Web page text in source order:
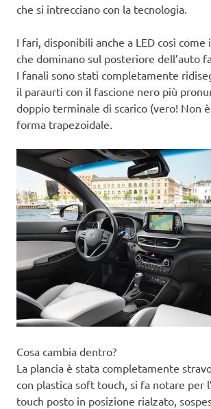
che si intrecciano con la tecnologia.
I fari, disponibili anche a LED così
che dominano sul posteriore dell’auto
I fanali sono stati completamente
il paraurti con il fascione nero più
doppio terminale di scarico (vero! Non
forma trapezoidale.
Cosa cambia dentro?
La plancia è stata completamente
con plastica soft touch, si fa notare per
touch posto in posizione rialzato,